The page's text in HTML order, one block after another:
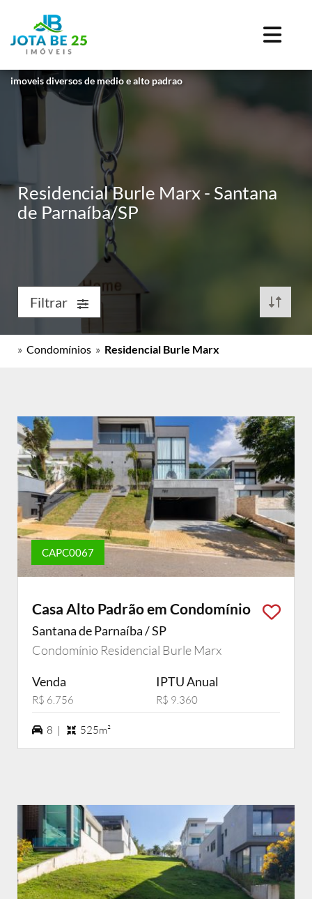
imoveis diversos de medio e alto padrao
Residencial Burle Marx - Santana
de Parnaíba/SP
Filtrar
» Condomínios » Residencial Burle Marx
CAPC0067
Casa Alto Padrão em Condomínio
Santana de Parnaíba / SP
Condomínio Residencial Burle Marx
Venda
R$ 6.756
IPTU Anual
R$ 9.360
8 vagas na garagem
8 | 525m²